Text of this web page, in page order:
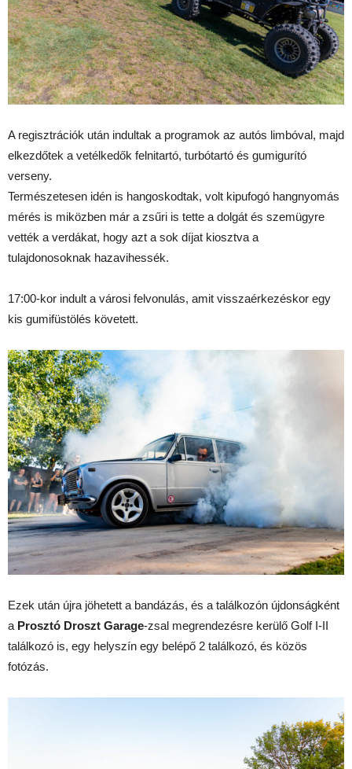
A regisztrációk után indultak a programok az autós limbóval, majd
elkezdőtek a vetélkedők felnitartó, turbótartó és gumigurító
verseny.
Természetesen idén is hangoskodtak, volt kipufogó hangnyomás
mérés is miközben már a zsűri is tette a dolgát és szemügyre
vették a verdákat, hogy azt a sok díjat kiosztva a
tulajdonosoknak hazavihessék.
17:00-kor indult a városi felvonulás, amit visszaérkezéskor egy
kis gumifüstölés követett.
Ezek után újra jöhetett a bandázás, és a találkozón újdonságként
a Prosztó Droszt Garage-zsal megrendezésre kerülő Golf I-II
találkozó is, egy helyszín egy belépő 2 találkozó, és közös
fotózás.